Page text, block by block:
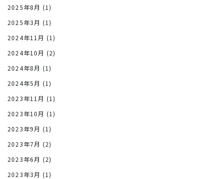
2025年8月 (1)
2025年3月 (1)
2024年11月 (1)
2024年10月 (2)
2024年8月 (1)
2024年5月 (1)
2023年11月 (1)
2023年10月 (1)
2023年9月 (1)
2023年7月 (2)
2023年6月 (2)
2023年3月 (1)